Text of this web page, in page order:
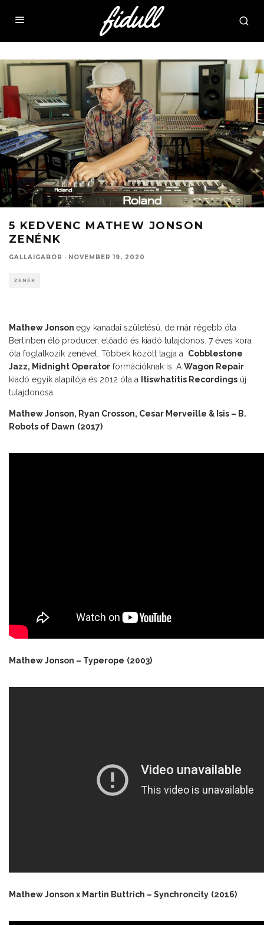
5 KEDVENC MATHEW JONSON
ZENÉNK
GALLAIGABOR · NOVEMBER 19, 2020
ZENÉK
Mathew Jonson egy kanadai születésű, de már régebb óta
Berlinben élő producer, előadó és kiadó tulajdonos. 7 éves kora
óta foglalkozik zenével. Többek között tagja a Cobblestone
Jazz, Midnight Operator formációknak is. A Wagon Repair
kiadó egyik alapítója és 2012 óta a Itiswhatitis Recordings új
tulajdonosa.
Mathew Jonson, Ryan Crosson, Cesar Merveille & Isis – B.
Robots of Dawn (2017)
Mathew Jonson – Typerope (2003)
Mathew Jonson x Martin Buttrich – Synchroncity (2016)